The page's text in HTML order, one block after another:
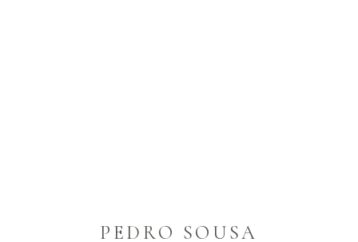
PEDRO SOUSA